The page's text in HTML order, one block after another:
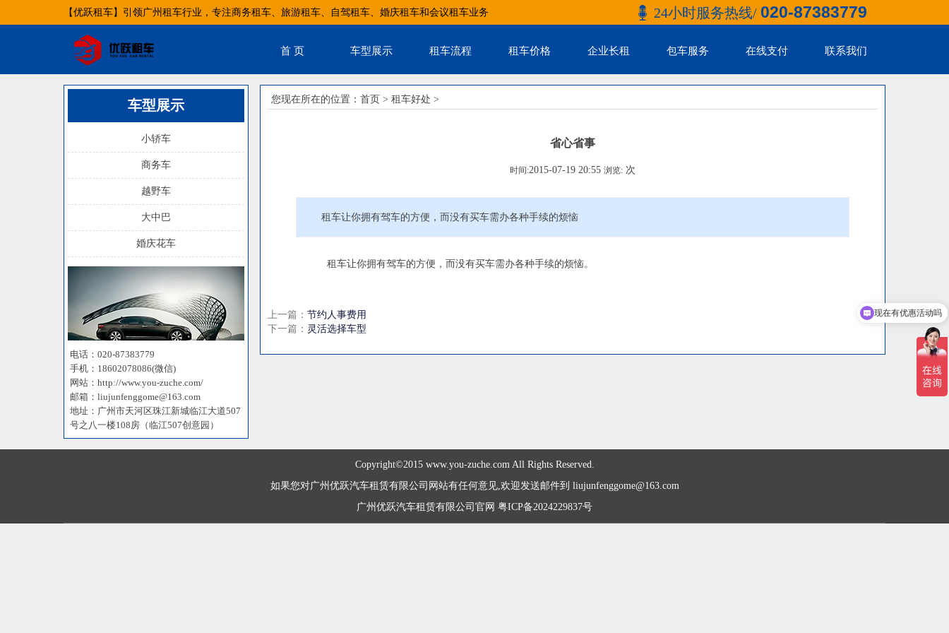
【优跃租车】引领广州租车行业，专注商务租车、旅游租车、自驾租车、婚庆租车和会议租车业务 24小时服务热线/ 020-87383779
首 页 车型展示 租车流程 租车价格 企业长租 包车服务 在线支付 联系我们
车型展示
小轿车
商务车
越野车
大中巴
婚庆花车
电话：020-87383779
手机：18602078086(微信)
网站：http://www.you-zuche.com/
邮箱：liujunfenggome@163.com
地址：广州市天河区珠江新城临江大道507
号之八一楼108房（临江507创意园）
您现在所在的位置： 首页 > 租车好处 >
省心省事
时间:2015-07-19 20:55 浏览: 次
租车让你拥有驾车的方便，而没有买车需办各种手续的烦恼
租车让你拥有驾车的方便，而没有买车需办各种手续的烦恼。
上一篇： 节约人事费用
下一篇： 灵活选择车型
Copyright©2015 www.you-zuche.com All Rights Reserved.
如果您对广州优跃汽车租赁有限公司网站有任何意见,欢迎发送邮件到 liujunfenggome@163.com
广州优跃汽车租赁有限公司官网 粤ICP备2024229837号
现在有优惠活动吗